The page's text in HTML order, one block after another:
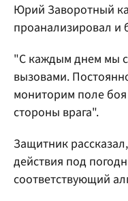
Юрий Заворотный
проанализировал и
"С каждым днем мы
вызовами.
мониторим поле
стороны врага".
Защитник
действия под
соответствующий